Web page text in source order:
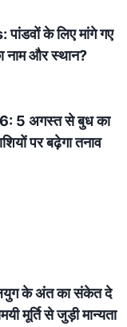
के लिए मांगे गए
नाम और स्थान?
5 अगस्त से बुध का
पर बढ़ेगा तनाव
के अंत का संकेत दे
मूर्ति से जुड़ी मान्यता